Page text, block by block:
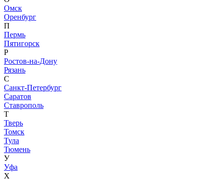
Омск
Оренбург
П
Пермь
Пятигорск
Р
Ростов-на-Дону
Рязань
С
Санкт-Петербург
Саратов
Ставрополь
Т
Тверь
Томск
Тула
Тюмень
У
Уфа
Х